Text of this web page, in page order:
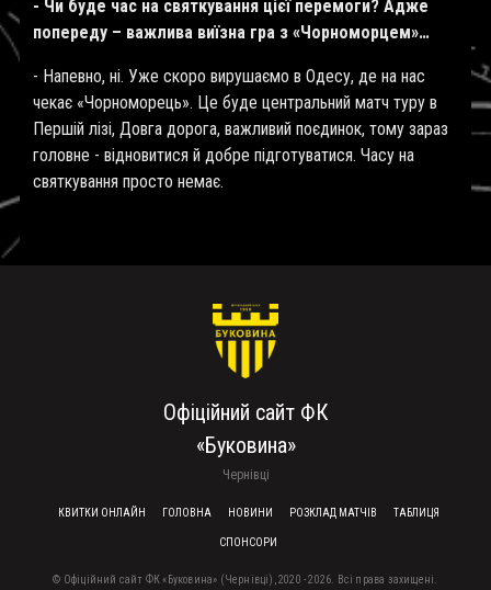
- Чи буде час на святкування цієї перемоги? Адже
попереду – важлива виїзна гра з «Чорноморцем»…
- Напевно, ні. Уже скоро вирушаємо в Одесу, де на нас
чекає «Чорноморець». Це буде центральний матч туру в
Першій лізі, Довга дорога, важливий поєдинок, тому зараз
головне - відновитися й добре підготуватися. Часу на
святкування просто немає.
Офіційний сайт ФК
«Буковина»
Чернівці
FOOTER MENU
КВИТКИ ОНЛАЙН ГОЛОВНА НОВИНИ РОЗКЛАД МАТЧІВ ТАБЛИЦЯ
СПОНСОРИ
© Офіційний сайт ФК «Буковина» (Чернівці), 2020 - 2026. Всі права захищені.